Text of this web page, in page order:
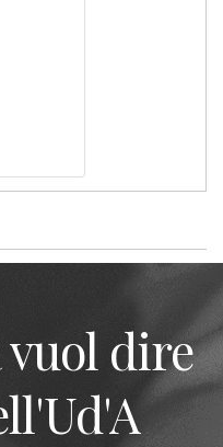
vuol dire